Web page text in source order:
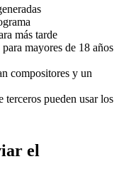
más tarde
mayores de 18 años
compositores y un
terceros pueden usar los
el